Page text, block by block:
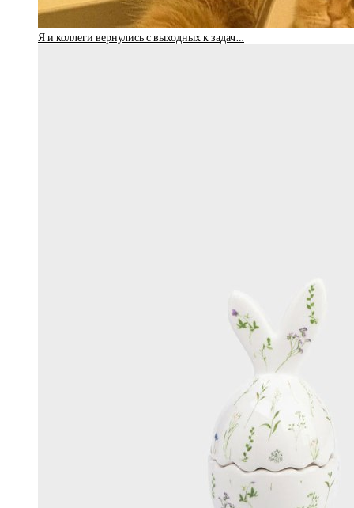
Я и коллеги вернулись с выходных к задач…